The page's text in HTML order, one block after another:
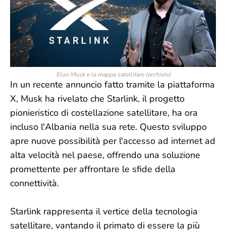
Elon Musk e la mappa satellitare (archivio)
In un recente annuncio fatto tramite la piattaforma
X, Musk ha rivelato che Starlink, il progetto
pionieristico di costellazione satellitare, ha ora
incluso l'Albania nella sua rete. Questo sviluppo
apre nuove possibilità per l'accesso ad internet ad
alta velocità nel paese, offrendo una soluzione
promettente per affrontare le sfide della
connettività.
Starlink rappresenta il vertice della tecnologia
satellitare, vantando il primato di essere la più